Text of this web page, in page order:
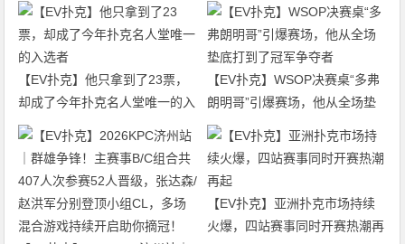
【EV扑克】他只拿到了23票，
却成了今年扑克名人堂唯一的入
选者
【EV扑克】WSOP决赛桌“多弗
朗明哥”引爆赛场，他从全场垫
底打到了冠军争夺者
【EV扑克】亚洲扑克市场持续
火爆，四站赛事同时开赛热潮再